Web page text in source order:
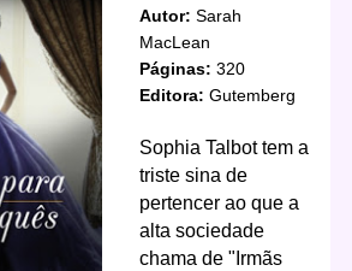
Autor: Sarah
MacLean
Páginas: 320
Editora: Gutemberg
Sophia Talbot tem a
triste sina de
pertencer ao que a
alta sociedade
chama de "Irmãs